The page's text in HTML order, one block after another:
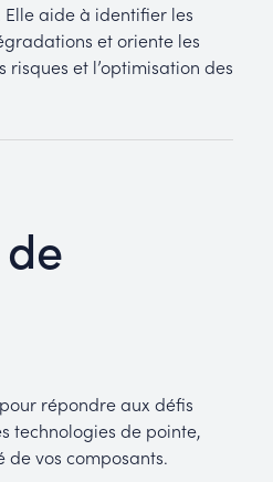
aide à identifier les
et oriente les
et l’optimisation des
répondre aux défis
technologies de pointe,
de vos composants.